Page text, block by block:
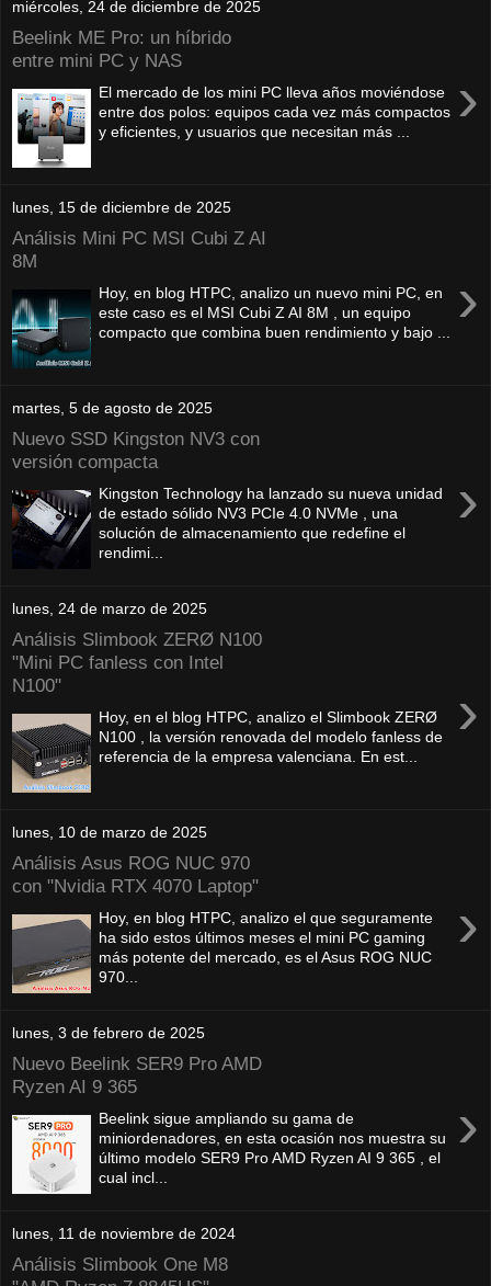
miércoles, 24 de diciembre de 2025
Beelink ME Pro: un híbrido
entre mini PC y NAS
›
El mercado de los mini PC lleva años moviéndose
entre dos polos: equipos cada vez más compactos
y eficientes, y usuarios que necesitan más ...
lunes, 15 de diciembre de 2025
Análisis Mini PC MSI Cubi Z AI
8M
›
Hoy, en blog HTPC, analizo un nuevo mini PC, en
este caso es el MSI Cubi Z AI 8M , un equipo
compacto que combina buen rendimiento y bajo ...
martes, 5 de agosto de 2025
Nuevo SSD Kingston NV3 con
versión compacta
›
Kingston Technology ha lanzado su nueva unidad
de estado sólido NV3 PCIe 4.0 NVMe , una
solución de almacenamiento que redefine el
rendimi...
lunes, 24 de marzo de 2025
Análisis Slimbook ZERØ N100
"Mini PC fanless con Intel
N100"
›
Hoy, en el blog HTPC, analizo el Slimbook ZERØ
N100 , la versión renovada del modelo fanless de
referencia de la empresa valenciana. En est...
lunes, 10 de marzo de 2025
Análisis Asus ROG NUC 970
con "Nvidia RTX 4070 Laptop"
›
Hoy, en blog HTPC, analizo el que seguramente
ha sido estos últimos meses el mini PC gaming
más potente del mercado, es el Asus ROG NUC
970...
lunes, 3 de febrero de 2025
Nuevo Beelink SER9 Pro AMD
Ryzen AI 9 365
›
Beelink sigue ampliando su gama de
miniordenadores, en esta ocasión nos muestra su
último modelo SER9 Pro AMD Ryzen AI 9 365 , el
cual incl...
lunes, 11 de noviembre de 2024
Análisis Slimbook One M8